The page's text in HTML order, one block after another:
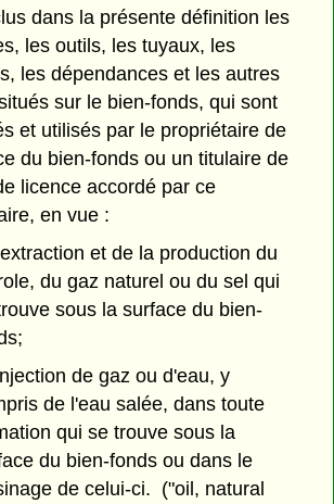
dans la présente définition les
les outils, les tuyaux, les
les dépendances et les autres
sur le bien-fonds, qui sont
et utilisés par le propriétaire de
du bien-fonds ou un titulaire de
licence accordé par ce
en vue :
et de la production du
du gaz naturel ou du sel qui
sous la surface du bien-
de gaz ou d'eau, y
de l'eau salée, dans toute
qui se trouve sous la
du bien-fonds ou dans le
de celui-ci. ("oil, natural